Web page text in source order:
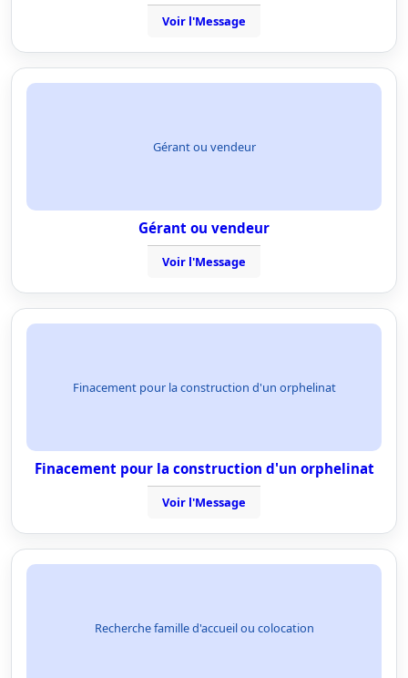
Voir l'Message
Gérant ou vendeur
Gérant ou vendeur
Voir l'Message
Finacement pour la construction d'un orphelinat
Finacement pour la construction d'un orphelinat
Voir l'Message
Recherche famille d'accueil ou colocation